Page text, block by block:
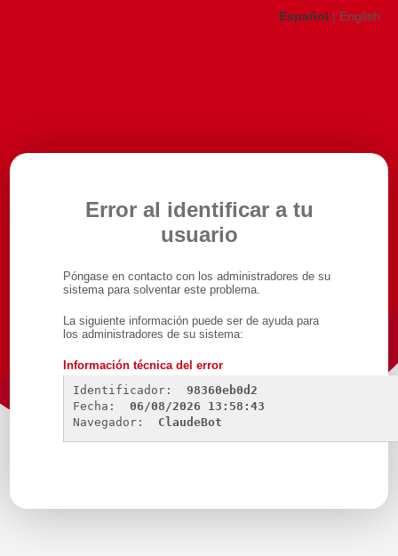
Español | English
Error al identificar a tu
usuario
Póngase en contacto con los administradores de su
sistema para solventar este problema.
La siguiente información puede ser de ayuda para
los administradores de su sistema:
Información técnica del error
Identificador:
98360eb0d2
Fecha:
06/08/2026 13:58:43
Navegador:
ClaudeBot